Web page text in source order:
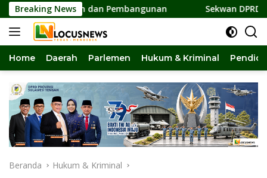
Langsung
ke
konten
Breaking News
dan Pembangunan Sekwan DPRD Sulteng Jadi
Home Daerah Parlemen Hukum & Kriminal
Beranda Hukum & Kriminal